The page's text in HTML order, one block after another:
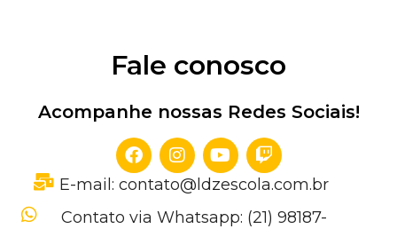
Fale conosco
Acompanhe nossas Redes Sociais!
E-mail: contato@ldzescola.com.br
Contato via Whatsapp: (21) 98187-